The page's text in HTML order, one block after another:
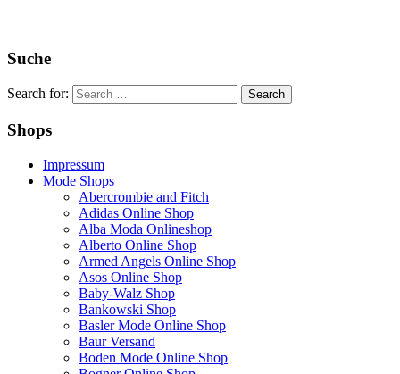
Suche
Search for:
Shops
Impressum
Mode Shops
Abercrombie and Fitch
Adidas Online Shop
Alba Moda Onlineshop
Alberto Online Shop
Armed Angels Online Shop
Asos Online Shop
Baby-Walz Shop
Bankowski Shop
Basler Mode Online Shop
Baur Versand
Boden Mode Online Shop